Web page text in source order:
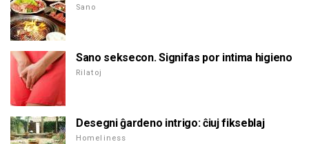
Sano
Sano seksecon. Signifas por intima higieno
Rilatoj
Desegni ĝardeno intrigo: ĉiuj fikseblaj
Homeliness